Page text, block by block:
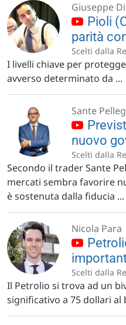
Giuseppe
Pioli
parità
Scelti dalla
I livelli chiave per
avverso determinato da ...
Sante
nuovo
Scelti dalla
Secondo il trader Sante
mercati sembra favorire
è sostenuta dalla fiducia ...
Nicola Para
Scelti dalla
Il Petrolio si trova ad un
significativo a 75 dollari al